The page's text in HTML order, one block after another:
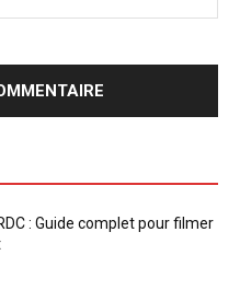
: Guide complet pour filmer